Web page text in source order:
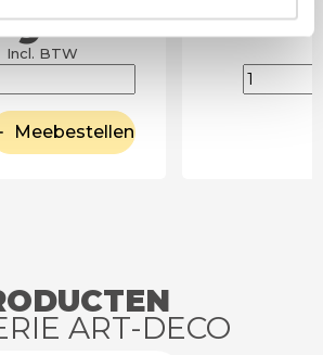
9,95
Incl. BTW
Meebestellen
ART-DECO